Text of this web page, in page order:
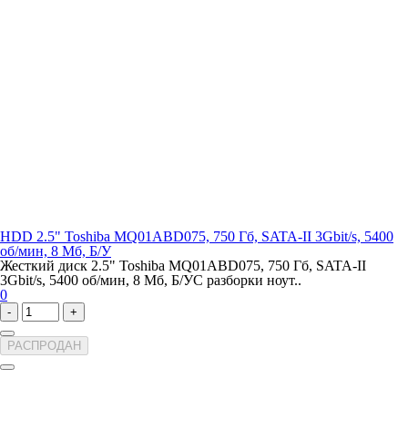
HDD 2.5" Toshiba MQ01ABD075, 750 Гб, SATA-II 3Gbit/s, 5400
об/мин, 8 Мб, Б/У
Жесткий диск 2.5" Toshiba MQ01ABD075, 750 Гб, SATA-II
3Gbit/s, 5400 об/мин, 8 Мб, Б/УС разборки ноут..
0
- +
РАСПРОДАН